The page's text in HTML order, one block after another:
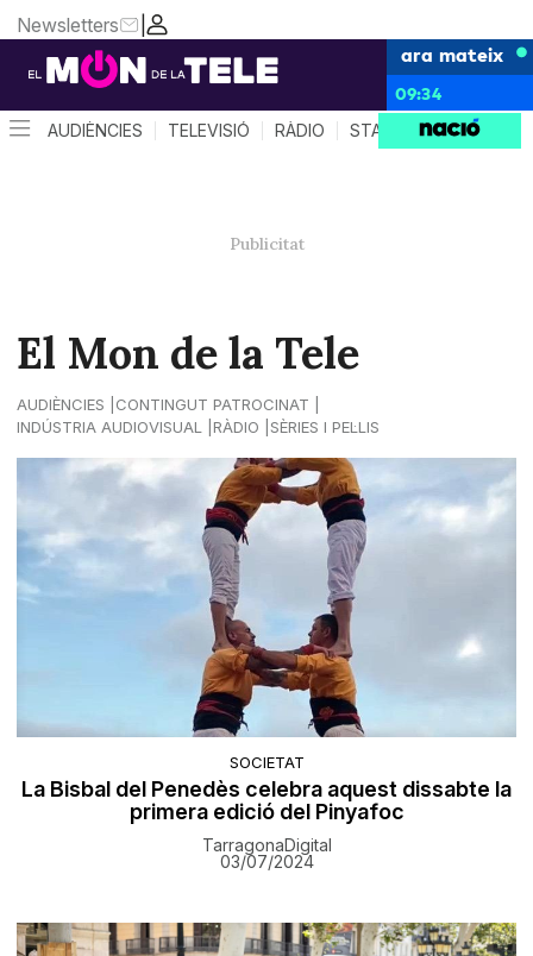
|
Newsletters
ara mateix
09:34
AUDIÈNCIES TELEVISIÓ RÀDIO STAR SYSTEM
El Mon de la Tele
AUDIÈNCIES
CONTINGUT PATROCINAT
INDÚSTRIA AUDIOVISUAL
RÀDIO SÈRIES I PEL·LIS
SOCIETAT
La Bisbal del Penedès celebra aquest dissabte la
primera edició del Pinyafoc
TarragonaDigital
03/07/2024